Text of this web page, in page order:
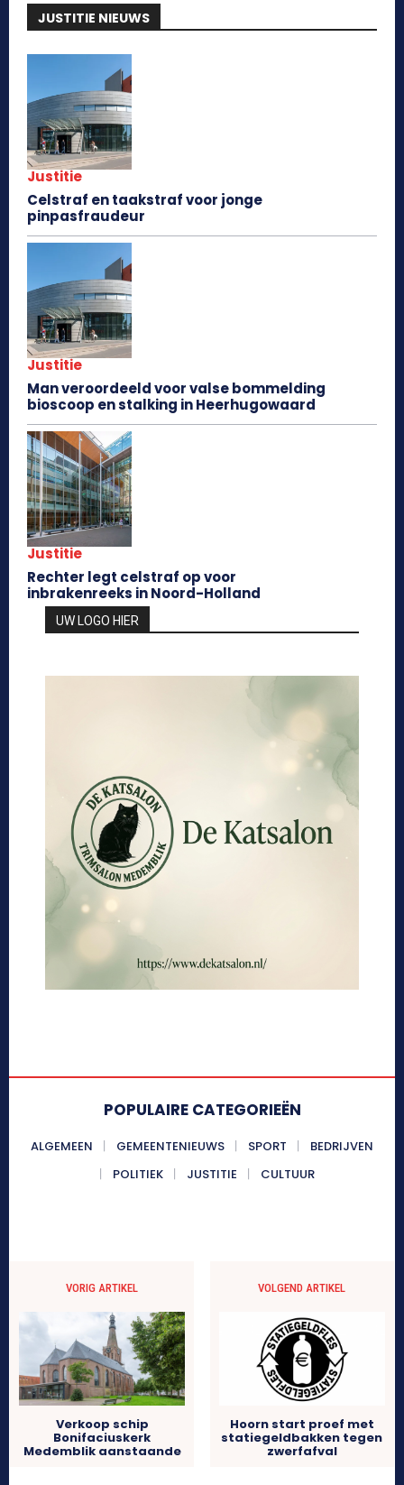
JUSTITIE NIEUWS
Justitie
Celstraf en taakstraf voor jonge
pinpasfraudeur
Justitie
Man veroordeeld voor valse bommelding
bioscoop en stalking in Heerhugowaard
Justitie
Rechter legt celstraf op voor
inbrakenreeks in Noord-Holland
UW LOGO HIER
POPULAIRE CATEGORIEËN
ALGEMEEN GEMEENTENIEUWS SPORT
BEDRIJVEN
POLITIEK
JUSTITIE CULTUUR
VORIG ARTIKEL
Verkoop schip
Bonifaciuskerk
Medemblik aanstaande
VOLGEND ARTIKEL
Hoorn start proef met
statiegeldbakken tegen
zwerfafval